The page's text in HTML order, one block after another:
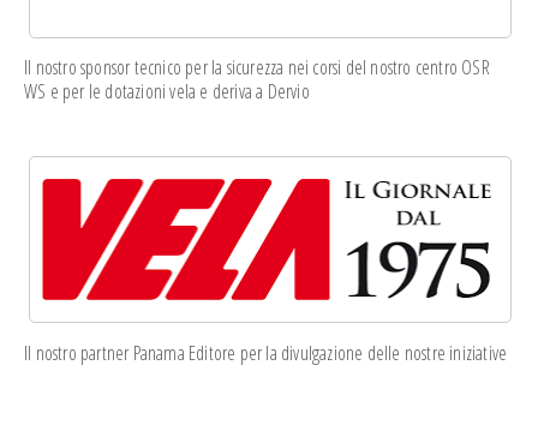
Il nostro sponsor tecnico per la sicurezza nei corsi del nostro centro OSR
WS e per le dotazioni vela e deriva a Dervio
Il nostro partner Panama Editore per la divulgazione delle nostre iniziative